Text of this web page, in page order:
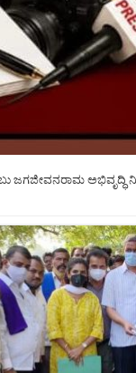
ಜಗಜೀವನರಾಮ